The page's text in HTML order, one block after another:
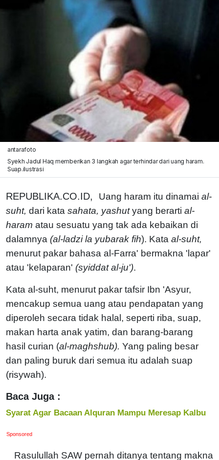
antarafoto
Syekh Jadul Haq memberikan 3 langkah agar terhindar dari uang haram.
Suap.ilustrasi
REPUBLIKA.CO.ID, Uang haram itu dinamai al-
suht, dari kata sahata, yashutyang berarti al-
haram atau sesuatu yang tak ada kebaikan di
dalamnya (al-ladzi la yubarak fih). Kata al-suht,
menurut pakar bahasa al-Farra' bermakna 'lapar'
atau 'kelaparan' (syiddat al-ju').
Kata al-suht, menurut pakar tafsir Ibn 'Asyur,
mencakup semua uang atau pendapatan yang
diperoleh secara tidak halal, seperti riba, suap,
makan harta anak yatim, dan barang-barang
hasil curian (al-maghshub). Yang paling besar
dan paling buruk dari semua itu adalah suap
(risywah).
Baca Juga :
Syarat Agar Bacaan Alquran Mampu Meresap Kalbu
Sponsored
Rasulullah SAW pernah ditanya tentang makna